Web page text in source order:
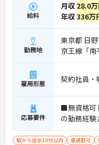
給料
月収 28.0
年収336万
勤務地
東京都 日
京王線「
雇用形態 契約社員・
応募要件
■無資格可
の勤務経験
駅から徒歩10分以内 車通勤可